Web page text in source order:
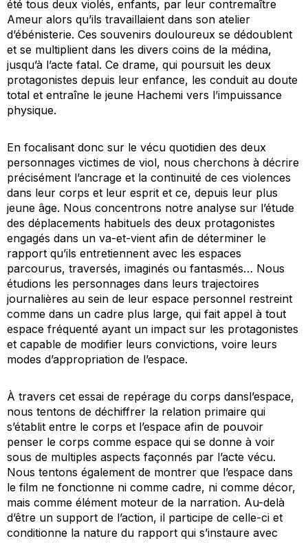
été tous deux violés, enfants, par leur contremaître
Ameur alors qu’ils travaillaient dans son atelier
d’ébénisterie. Ces souvenirs douloureux se dédoublent
et se multiplient dans les divers coins de la médina,
jusqu’à l’acte fatal. Ce drame, qui poursuit les deux
protagonistes depuis leur enfance, les conduit au doute
total et entraîne le jeune Hachemi vers l’impuissance
physique.
En focalisant donc sur le vécu quotidien des deux
personnages victimes de viol, nous cherchons à décrire
précisément l’ancrage et la continuité de ces violences
dans leur corps et leur esprit et ce, depuis leur plus
jeune âge. Nous concentrons notre analyse sur l’étude
des déplacements habituels des deux protagonistes
engagés dans un va-et-vient afin de déterminer le
rapport qu’ils entretiennent avec les espaces
parcourus, traversés, imaginés ou fantasmés… Nous
étudions les personnages dans leurs trajectoires
journalières au sein de leur espace personnel restreint
comme dans un cadre plus large, qui fait appel à tout
espace fréquenté ayant un impact sur les protagonistes
et capable de modifier leurs convictions, voire leurs
modes d’appropriation de l’espace.
À travers cet essai de repérage du corps dansl’espace,
nous tentons de déchiffrer la relation primaire qui
s’établit entre le corps et l’espace afin de pouvoir
penser le corps comme espace qui se donne à voir
sous de multiples aspects façonnés par l’acte vécu.
Nous tentons également de montrer que l’espace dans
le film ne fonctionne ni comme cadre, ni comme décor,
mais comme élément moteur de la narration. Au-delà
d’être un support de l’action, il participe de celle-ci et
conditionne la nature du rapport qui s’instaure avec